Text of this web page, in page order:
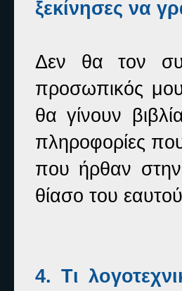
ξεκίνησες να
Δεν θα τον
προσωπικός
θα γίνουν
πληροφορίες
που ήρθαν
θίασο του
4. Τι